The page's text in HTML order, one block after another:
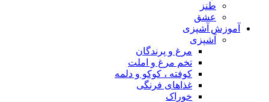
طنز
عشق
آموزش آشپزی
آشپزی
مرغ و پرندگان
تخم مرغ و املت
کوفته ، کوکو و دلمه
غذاهای فرنگی
خوراک